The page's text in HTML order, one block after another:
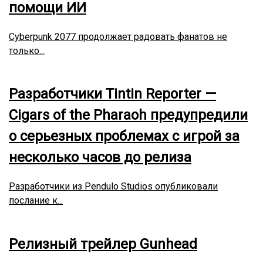
помощи ИИ
Cyberpunk 2077 продолжает радовать фанатов не
только...
Разработчики Tintin Reporter —
Cigars of the Pharaoh предупредили
о серьезных проблемах с игрой за
несколько часов до релиза
Разработчики из Pendulo Studios опубликовали
послание к...
Релизный трейлер Gunhead